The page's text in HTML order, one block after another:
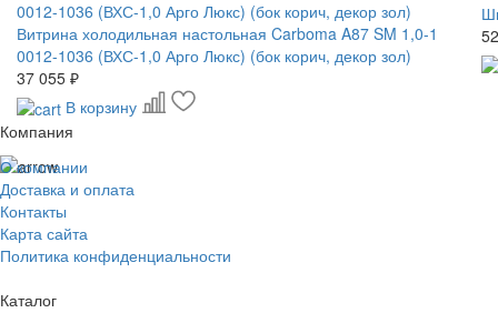
Витрина холодильная настольная Carboma A87 SM 1,0-1
0012-1036 (ВХС-1,0 Арго Люкс) (бок корич, декор зол)
37 055 ₽
В корзину
Компания
О компании
Доставка и оплата
Контакты
Карта сайта
Политика конфиденциальности
Каталог